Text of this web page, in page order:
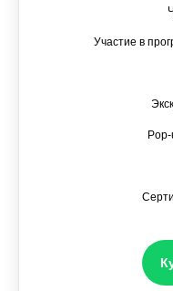
Участие в